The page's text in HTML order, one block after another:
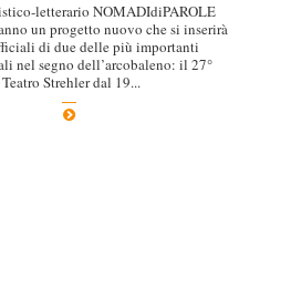
letterario NOMADIdiPAROLE
un progetto nuovo che si inserirà
di due delle più importanti
nel segno dell’arcobaleno: il 27°
Strehler dal 19...